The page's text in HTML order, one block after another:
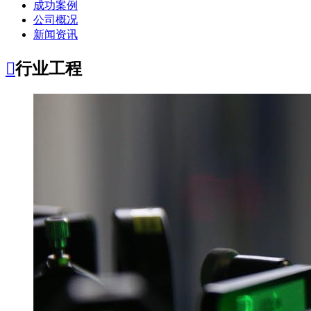
成功案例
公司概况
新闻资讯
行业工程